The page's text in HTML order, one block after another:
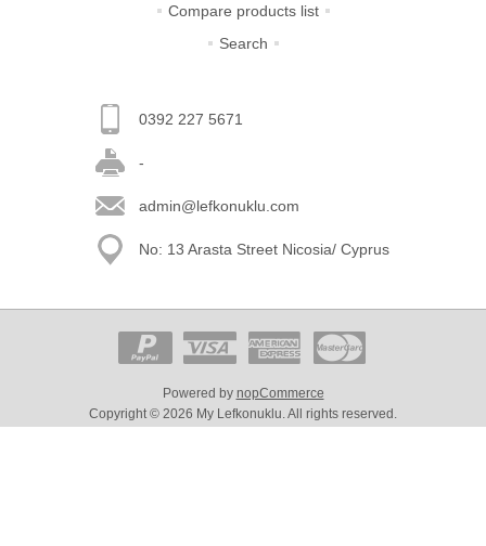
Compare products list
Search
0392 227 5671
-
admin@lefkonuklu.com
No: 13 Arasta Street Nicosia/ Cyprus
Powered by nopCommerce
Copyright © 2026 My Lefkonuklu. All rights reserved.